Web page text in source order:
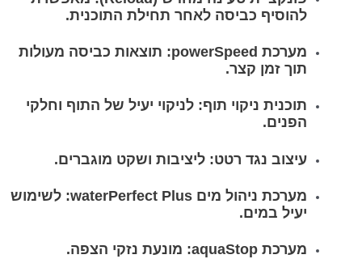
להוסיף כביסה לאחר תחילת התוכנית.
מערכת powerSpeed: תוצאות כביסה מעולות
תוך זמן קצר.
תוכנית ניקוי תוף: לניקוי יעיל של התוף וחלקי
הפנים.
עיצוב נגד רטט: ליציבות ושקט מוגברים.
מערכת ניהול מים waterPerfect Plus: לשימוש
יעיל במים.
מערכת aquaStop: מונעת נזקי הצפה.